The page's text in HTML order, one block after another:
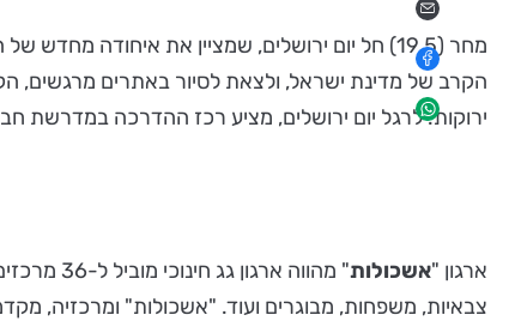
מחר (19.5) חל יום ירושלים, שמציין את
הקרב של מדינת ישראל, ולצאת לסיור באתרים מרגשים,
ירוקות. לרגל יום ירושלים, מציע רכז ההדרכה במדרשת
ארגון "אשכולות
" מהווה
צבאיות, משפחות, מבוגרים ועוד. "אשכולות" ומרכזיה,